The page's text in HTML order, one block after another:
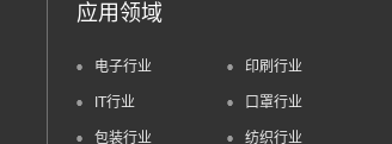
应用领域
电子行业 印刷行业
IT行业 口罩行业
包装行业 纺织行业